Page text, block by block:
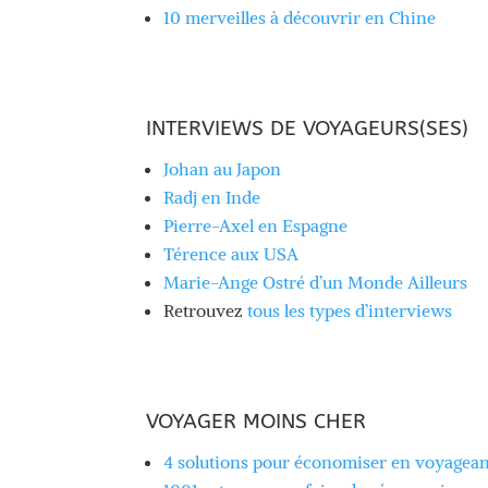
10 merveilles à découvrir en Chine
INTERVIEWS DE VOYAGEURS(SES)
Johan au Japon
Radj en Inde
Pierre-Axel en Espagne
Térence aux USA
Marie-Ange Ostré d’un Monde Ailleurs
Retrouveztous les types d’interviews
VOYAGER MOINS CHER
4 solutions pour économiser en